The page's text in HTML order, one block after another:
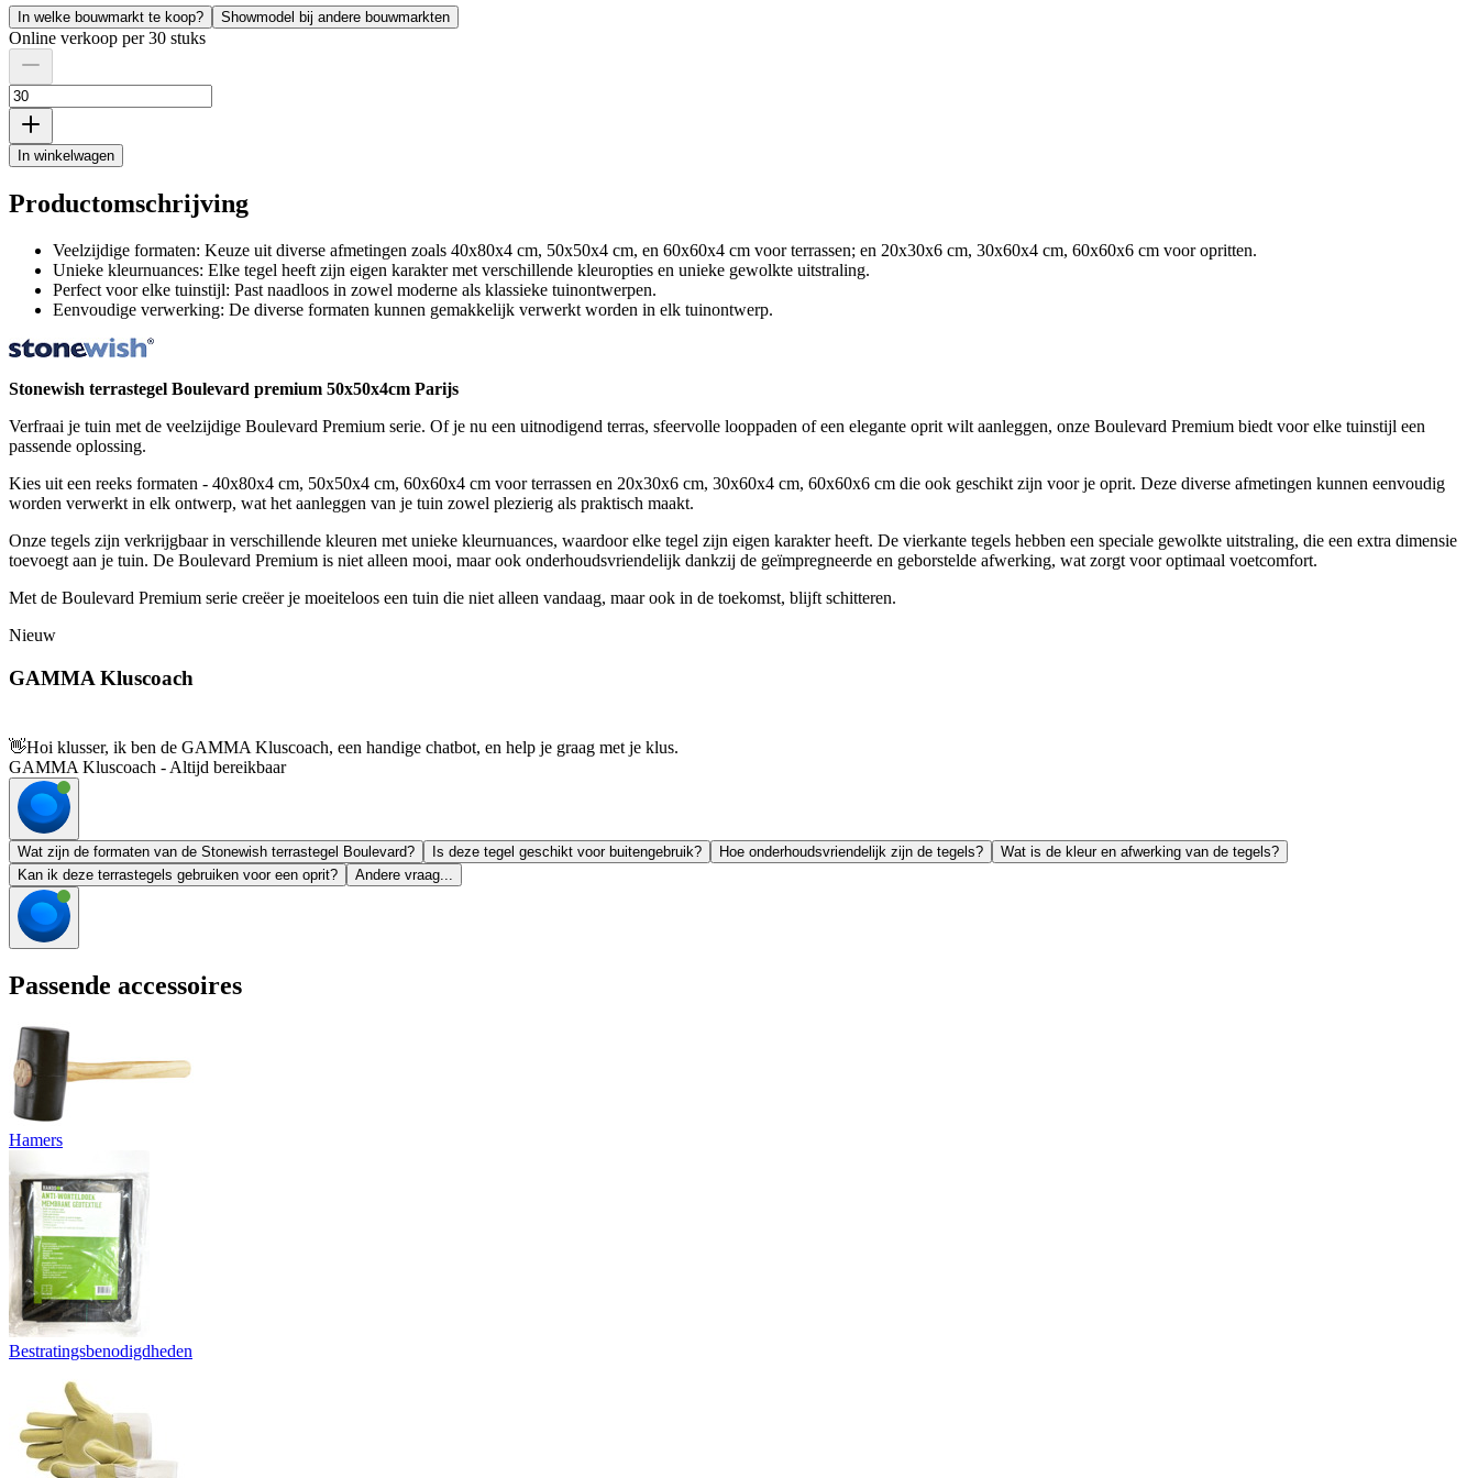
In welke bouwmarkt te koop? Showmodel bij andere bouwmarkten
Online verkoop per 30 stuks
In winkelwagen
Productomschrijving
Veelzijdige formaten: Keuze uit diverse afmetingen zoals 40x80x4 cm, 50x50x4 cm, en 60x60x4 cm voor terrassen; en 20x30x6 cm, 30x60x4 cm, 60x60x6 cm voor opritten.
Unieke kleurnuances: Elke tegel heeft zijn eigen karakter met verschillende kleuropties en unieke gewolkte uitstraling.
Perfect voor elke tuinstijl: Past naadloos in zowel moderne als klassieke tuinontwerpen.
Eenvoudige verwerking: De diverse formaten kunnen gemakkelijk verwerkt worden in elk tuinontwerp.
Stonewish terrastegel Boulevard premium 50x50x4cm Parijs
Verfraai je tuin met de veelzijdige Boulevard Premium serie. Of je nu een uitnodigend terras, sfeervolle looppaden of een elegante oprit wilt aanleggen, onze Boulevard Premium biedt voor elke tuinstijl een
passende oplossing.
Kies uit een reeks formaten - 40x80x4 cm, 50x50x4 cm, 60x60x4 cm voor terrassen en 20x30x6 cm, 30x60x4 cm, 60x60x6 cm die ook geschikt zijn voor je oprit. Deze diverse afmetingen kunnen eenvoudig
worden verwerkt in elk ontwerp, wat het aanleggen van je tuin zowel plezierig als praktisch maakt.
Onze tegels zijn verkrijgbaar in verschillende kleuren met unieke kleurnuances, waardoor elke tegel zijn eigen karakter heeft. De vierkante tegels hebben een speciale gewolkte uitstraling, die een extra dimensie
toevoegt aan je tuin. De Boulevard Premium is niet alleen mooi, maar ook onderhoudsvriendelijk dankzij de geïmpregneerde en geborstelde afwerking, wat zorgt voor optimaal voetcomfort.
Met de Boulevard Premium serie creëer je moeiteloos een tuin die niet alleen vandaag, maar ook in de toekomst, blijft schitteren.
Nieuw
GAMMA Kluscoach
👋Hoi klusser, ik ben de GAMMA Kluscoach, een handige chatbot, en help je graag met je klus.
GAMMA Kluscoach - Altijd bereikbaar
Wat zijn de formaten van de Stonewish terrastegel Boulevard? Is deze tegel geschikt voor buitengebruik? Hoe onderhoudsvriendelijk zijn de tegels?
Wat is de kleur en afwerking van de tegels?
Kan ik deze terrastegels gebruiken voor een oprit?
Andere vraag...
Passende accessoires
Hamers
Bestratingsbenodigdheden